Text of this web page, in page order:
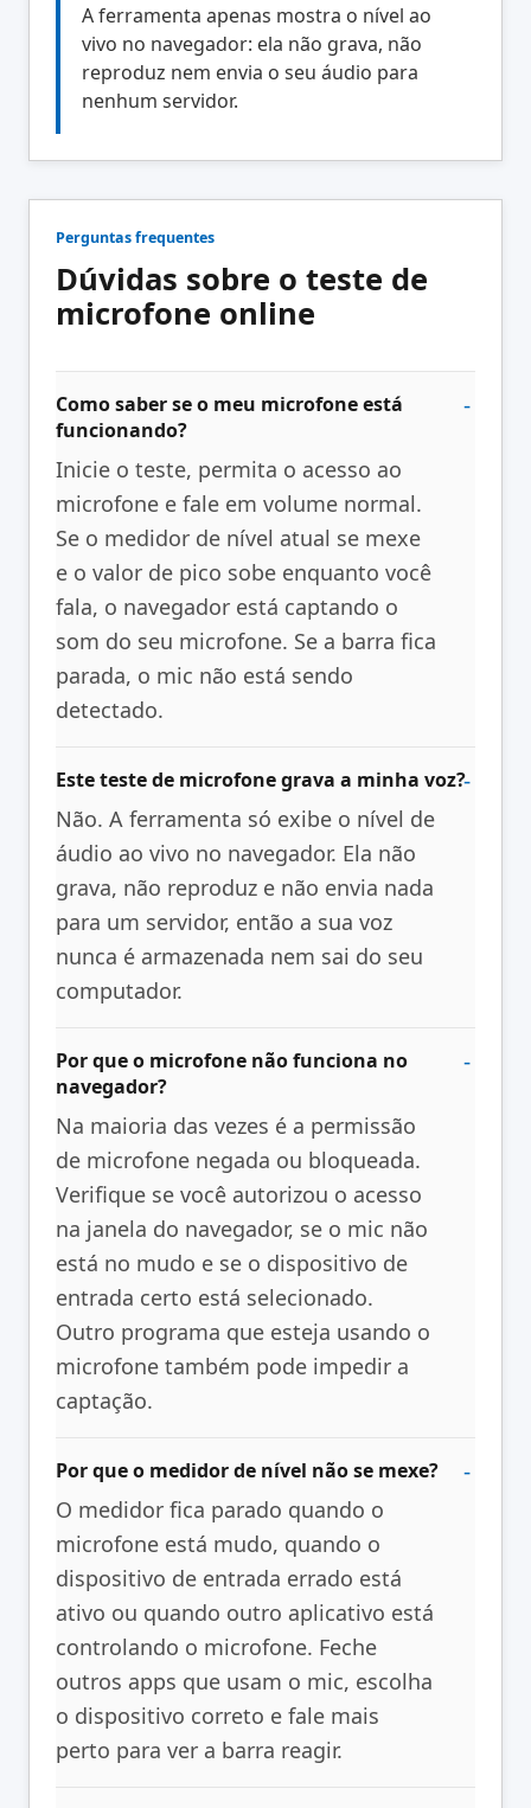
A ferramenta apenas mostra o nível ao
vivo no navegador: ela não grava, não
reproduz nem envia o seu áudio para
nenhum servidor.
Perguntas frequentes
Dúvidas sobre o teste de
microfone online
Como saber se o meu microfone está
funcionando?
Inicie o teste, permita o acesso ao
microfone e fale em volume normal.
Se o medidor de nível atual se mexe
e o valor de pico sobe enquanto você
fala, o navegador está captando o
som do seu microfone. Se a barra fica
parada, o mic não está sendo
detectado.
Este teste de microfone grava a minha voz?
Não. A ferramenta só exibe o nível de
áudio ao vivo no navegador. Ela não
grava, não reproduz e não envia nada
para um servidor, então a sua voz
nunca é armazenada nem sai do seu
computador.
Por que o microfone não funciona no
navegador?
Na maioria das vezes é a permissão
de microfone negada ou bloqueada.
Verifique se você autorizou o acesso
na janela do navegador, se o mic não
está no mudo e se o dispositivo de
entrada certo está selecionado.
Outro programa que esteja usando o
microfone também pode impedir a
captação.
Por que o medidor de nível não se mexe?
O medidor fica parado quando o
microfone está mudo, quando o
dispositivo de entrada errado está
ativo ou quando outro aplicativo está
controlando o microfone. Feche
outros apps que usam o mic, escolha
o dispositivo correto e fale mais
perto para ver a barra reagir.